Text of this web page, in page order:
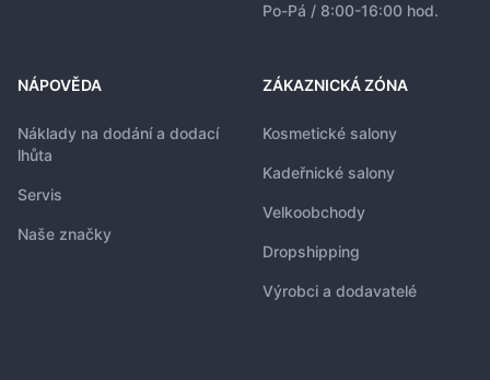
Po-Pá / 8:00-16:00 hod.
NÁPOVĚDA
Náklady na dodání a dodací
lhůta
Servis
Naše značky
ZÁKAZNICKÁ ZÓNA
Kosmetické salony
Kadeřnické salony
Velkoobchody
Dropshipping
Výrobci a dodavatelé